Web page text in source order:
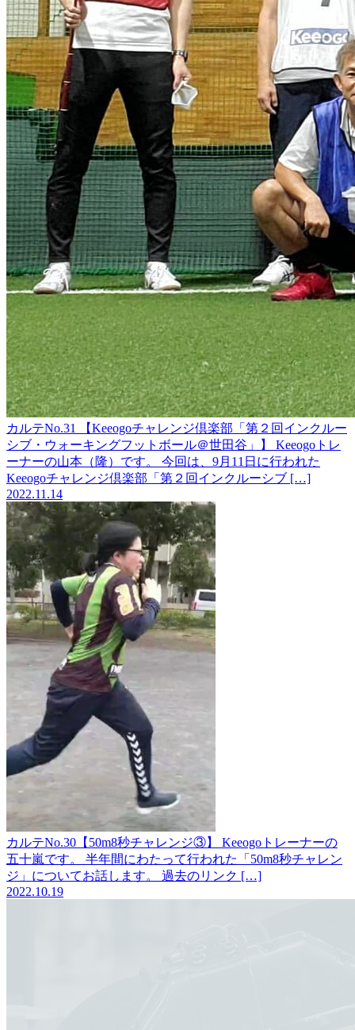
カルテNo.31 【Keeogoチャレンジ倶楽部「第２回インクルー
シブ・ウォーキングフットボール＠世田谷」】
Keeogoトレ
ーナーの山本（隆）です。 今回は、9月11日に行われた
Keeogoチャレンジ倶楽部「第２回インクルーシブ […]
2022.11.14
カルテNo.30【50m8秒チャレンジ③】
Keeogoトレーナーの
五十嵐です。 半年間にわたって行われた「50m8秒チャレン
ジ」についてお話します。 過去のリンク […]
2022.10.19